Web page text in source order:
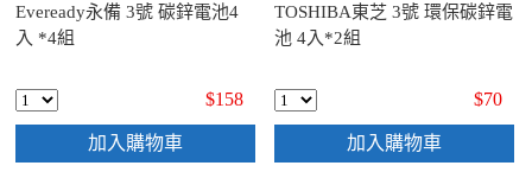
Eveready永備 3號 碳鋅電池4
入 *4組
$158
加入購物車
TOSHIBA東芝 3號 環保碳鋅電
池 4入*2組
$70
加入購物車